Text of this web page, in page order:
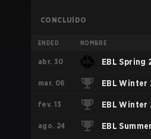
CONCLUÍDO
ENDED NOMBRE
abr. 30 EBL Spring
mar. 06 EBL
fev. 13 EBL Winter
ago. 24 EBL